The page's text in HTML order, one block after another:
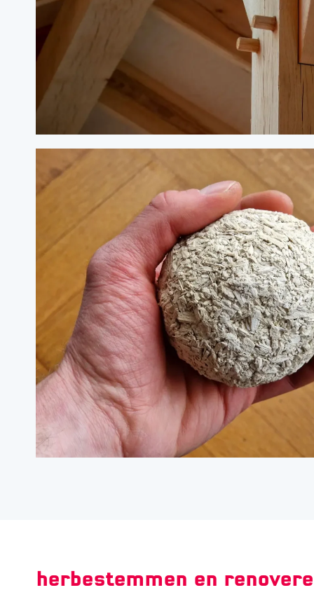
wijk. Dit zien wij als onmisbaar element in onze
kijken daarbij niet alleen naar de locatie zelf maar
de opzet, infrastructuur en voorzieningen van wijk
vertaling in samenwerking met
Bebright
ruimtelijke advisering. Daarmee krijgt u inzicht in:
een stedenbouwkundig planconcept gebaseerd
leefomgeving
het ruimtebeslag en volume
de planologische haalbaarheid
Zo’n ruimtelijk planconcept kan ook de basis
investeringskostenraming en businesscase. Met
alle essentiële elementen voor de uitwerking van
herbestemmen en